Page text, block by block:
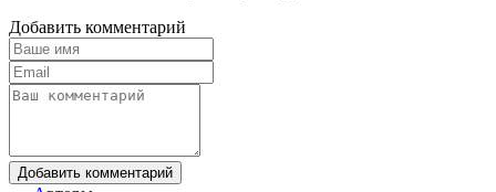
Добавить комментарий
Добавить комментарий